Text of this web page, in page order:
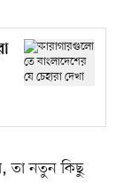
তা নতুন কিছু